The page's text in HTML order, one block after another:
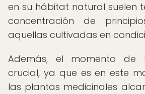
en su hábitat natural suelen
concentración de
aquellas cultivadas en
Además, el momento de
crucial, ya que es en este
las plantas medicinales